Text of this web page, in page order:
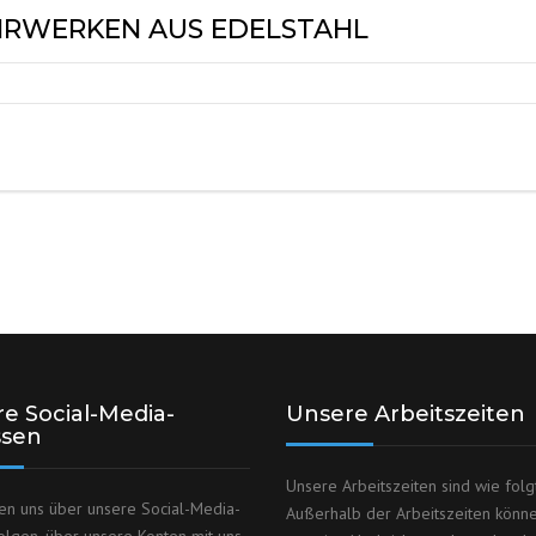
AUS EDELSTAHL
Social-Media-
uns über unsere Social-Media-
Unsere Arbeitszeiten
Unsere Arbeitszeiten sind wie
Außerhalb der Arbeitszeiten